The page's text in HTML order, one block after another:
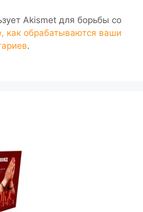
Akismet для борьбы со
как обрабатываются ваши
.